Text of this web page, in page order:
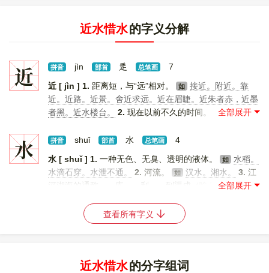
近水惜水的字义分解
近 拼音 jìn 部首 辵 总笔画
7
近 [ jìn ] 1. 距离短，与“远”相对。 如
接近。附近。靠
近。近路。近景。舍近求远。近在眉睫。近朱者赤，近墨
者黑。近水楼台。
2. 现在以前不久的时间。 如
近况。
亲近。近亲。近臣。平易近人。 差别小，差不多。
水 拼音 shuǐ 部首 水 总笔画
4
水 [ shuǐ ] 1. 一种无色、无臭、透明的液体。 如
水稻。
水滴石穿。水泄不通。
2. 河流。 如 汉水。湘水。 3. 江
河湖海的通称。～库。～利。～到渠成（喻条件成熟，事
如 水笔。墨水。 5.指附加的费用或额外的收
贴水。外水。肥水。 6.指洗的次数。
查看所有字义
近水惜水的分字组词